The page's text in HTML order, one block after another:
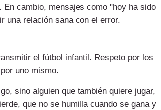
cambio, mensajes como "hoy ha sido
una relación sana con el error.
el fútbol infantil. Respeto por los
uno mismo.
sino alguien que también quiere jugar,
que no se humilla cuando se gana y